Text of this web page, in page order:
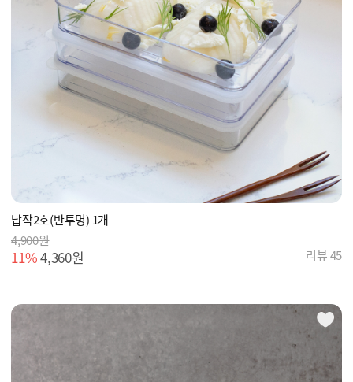
납작2호(반투명) 1개
4,900원
11%4,360원 리뷰 45